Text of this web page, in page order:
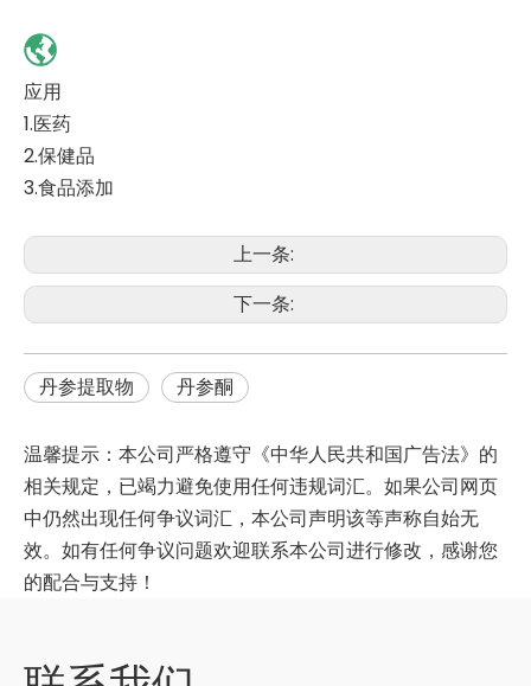
应用
1.医药
2.保健品
3.食品添加
上一条:
下一条:
丹参提取物 丹参酮
温馨提示：本公司严格遵守《中华人民共和国广告法》的
相关规定，已竭力避免使用任何违规词汇。如果公司网页
中仍然出现任何争议词汇，本公司声明该等声称自始无
效。如有任何争议问题欢迎联系本公司进行修改，感谢您
的配合与支持！